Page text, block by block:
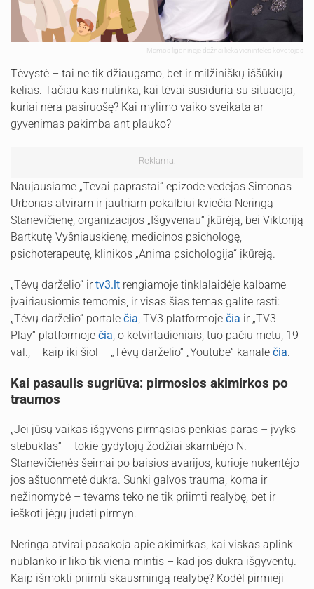
Mamos ligoninėje dažnai lieka vienintelės kovotojos
Tėvystė – tai ne tik džiaugsmo, bet ir milžiniškų iššūkių
kelias. Tačiau kas nutinka, kai tėvai susiduria su situacija,
kuriai nėra pasiruošę? Kai mylimo vaiko sveikata ar
gyvenimas pakimba ant plauko?
Reklama:
Naujausiame „Tėvai paprastai“ epizode vedėjas Simonas
Urbonas atviram ir jautriam pokalbiui kviečia Neringą
Stanevičienę, organizacijos „Išgyvenau“ įkūrėją, bei Viktoriją
Bartkutę-Vyšniauskienę, medicinos psichologę,
psichoterapeutę, klinikos „Anima psichologija“ įkūrėją.
„Tėvų darželio“ irtv3.lt rengiamoje tinklalaidėje kalbame
įvairiausiomis temomis, ir visas šias temas galite rasti:
„Tėvų darželio“ portale čia, TV3 platformoje čia ir „TV3
Play“ platformoje čia, o ketvirtadieniais, tuo pačiu metu, 19
val., – kaip iki šiol – „Tėvų darželio“ „Youtube“ kanale čia.
Kai pasaulis sugriūva: pirmosios akimirkos po
traumos
„Jei jūsų vaikas išgyvens pirmąsias penkias paras – įvyks
stebuklas“ – tokie gydytojų žodžiai skambėjo N.
Stanevičienės šeimai po baisios avarijos, kurioje nukentėjo
jos aštuonmetė dukra. Sunki galvos trauma, koma ir
nežinomybė – tėvams teko ne tik priimti realybę, bet ir
ieškoti jėgų judėti pirmyn.
Neringa atvirai pasakoja apie akimirkas, kai viskas aplink
nublanko ir liko tik viena mintis – kad jos dukra išgyventų.
Kaip išmokti priimti skausmingą realybę? Kodėl pirmieji